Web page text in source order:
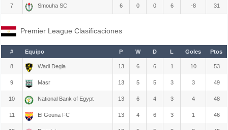
7 Smouha SC 6 0 0 6 -8 31
Premier League Clasificaciones
# Equipo P W D L Goles Ptos
8 Wadi Degla 13 6 6 1 10 53
9 Masr 13 5 5 3 3 49
10 National Bank of Egypt 13 6 4 3 4 48
11 El Gouna FC 13 4 6 3 1 46